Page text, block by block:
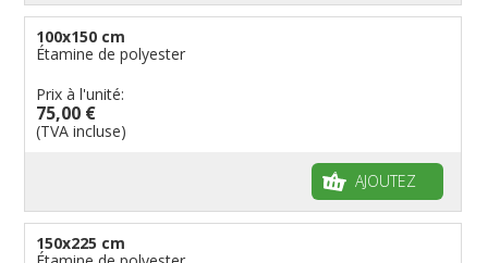
100x150 cm
Étamine de polyester
Prix à l'unité:
75,00 €
(TVA incluse)
AJOUTEZ
150x225 cm